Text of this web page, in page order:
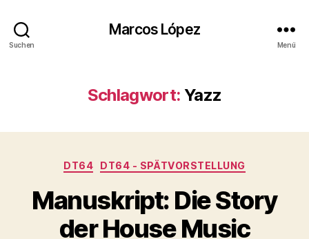
Suchen
Marcos López
Menü
Schlagwort: Yazz
Kategorien
DT64 DT64 - SPÄTVORSTELLUNG
Manuskript: Die Story
der House Music